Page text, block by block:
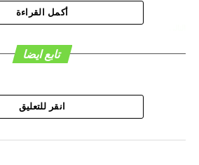
جهاز المخابرات: إعادة الصلاحيات
لآمن البلاد
تصريح حزب الأمة السوداني.. بعد لقاء
أكمل القراءة
تابع ايضا
انقر للتعليق